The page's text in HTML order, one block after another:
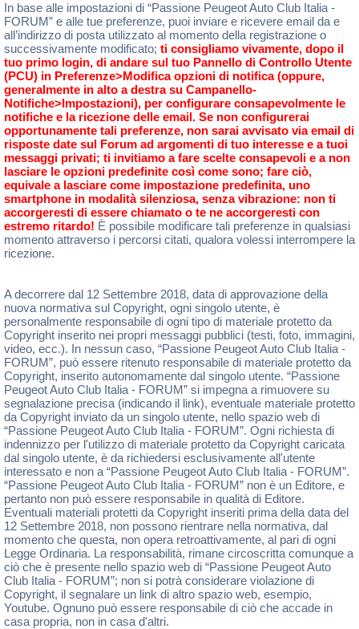
In base alle impostazioni di “Passione Peugeot Auto Club Italia -
FORUM” e alle tue preferenze, puoi inviare e ricevere email da e
all’indirizzo di posta utilizzato al momento della registrazione o
successivamente modificato; ti consigliamo vivamente, dopo il
tuo primo login, di andare sul tuo Pannello di Controllo Utente
(PCU) in Preferenze>Modifica opzioni di notifica (oppure,
generalmente in alto a destra su Campanello-
Notifiche>Impostazioni), per configurare consapevolmente le
notifiche e la ricezione delle email. Se non configurerai
opportunamente tali preferenze, non sarai avvisato via email di
risposte date sul Forum ad argomenti di tuo interesse e a tuoi
messaggi privati; ti invitiamo a fare scelte consapevoli e a non
lasciare le opzioni predefinite così come sono; fare ciò,
equivale a lasciare come impostazione predefinita, uno
smartphone in modalità silenziosa, senza vibrazione: non ti
accorgeresti di essere chiamato o te ne accorgeresti con
estremo ritardo! È possibile modificare tali preferenze in qualsiasi
momento attraverso i percorsi citati, qualora volessi interrompere la
ricezione.
A decorrere dal 12 Settembre 2018, data di approvazione della
nuova normativa sul Copyright, ogni singolo utente, è
personalmente responsabile di ogni tipo di materiale protetto da
Copyright inserito nei propri messaggi pubblici (testi, foto, immagini,
video, ecc.). In nessun caso, “Passione Peugeot Auto Club Italia -
FORUM”, può essere ritenuto responsabile di materiale protetto da
Copyright, inserito autonomamente dal singolo utente. “Passione
Peugeot Auto Club Italia - FORUM” si impegna a rimuovere su
segnalazione precisa (indicando il link), eventuale materiale protetto
da Copyright inviato da un singolo utente, nello spazio web di
“Passione Peugeot Auto Club Italia - FORUM”. Ogni richiesta di
indennizzo per l'utilizzo di materiale protetto da Copyright caricata
dal singolo utente, è da richiedersi esclusivamente all'utente
interessato e non a “Passione Peugeot Auto Club Italia - FORUM”.
“Passione Peugeot Auto Club Italia - FORUM” non è un Editore, e
pertanto non può essere responsabile in qualità di Editore.
Eventuali materiali protetti da Copyright inseriti prima della data del
12 Settembre 2018, non possono rientrare nella normativa, dal
momento che questa, non opera retroattivamente, al pari di ogni
Legge Ordinaria. La responsabilità, rimane circoscritta comunque a
ciò che è presente nello spazio web di “Passione Peugeot Auto
Club Italia - FORUM”; non si potrà considerare violazione di
Copyright, il segnalare un link di altro spazio web, esempio,
Youtube. Ognuno può essere responsabile di ciò che accade in
casa propria, non in casa d'altri.